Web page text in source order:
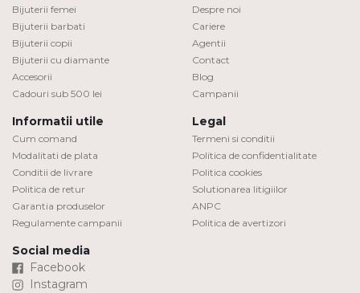
Bijuterii femei
Bijuterii barbati
Bijuterii copii
Bijuterii cu diamante
Accesorii
Cadouri sub 500 lei
Despre noi
Cariere
Agentii
Contact
Blog
Campanii
Informatii utile
Cum comand
Modalitati de plata
Conditii de livrare
Politica de retur
Garantia produselor
Regulamente campanii
Legal
Termeni si conditii
Politica de confidentialitate
Politica cookies
Solutionarea litigiilor
ANPC
Politica de avertizori
Social media
Facebook
Instagram